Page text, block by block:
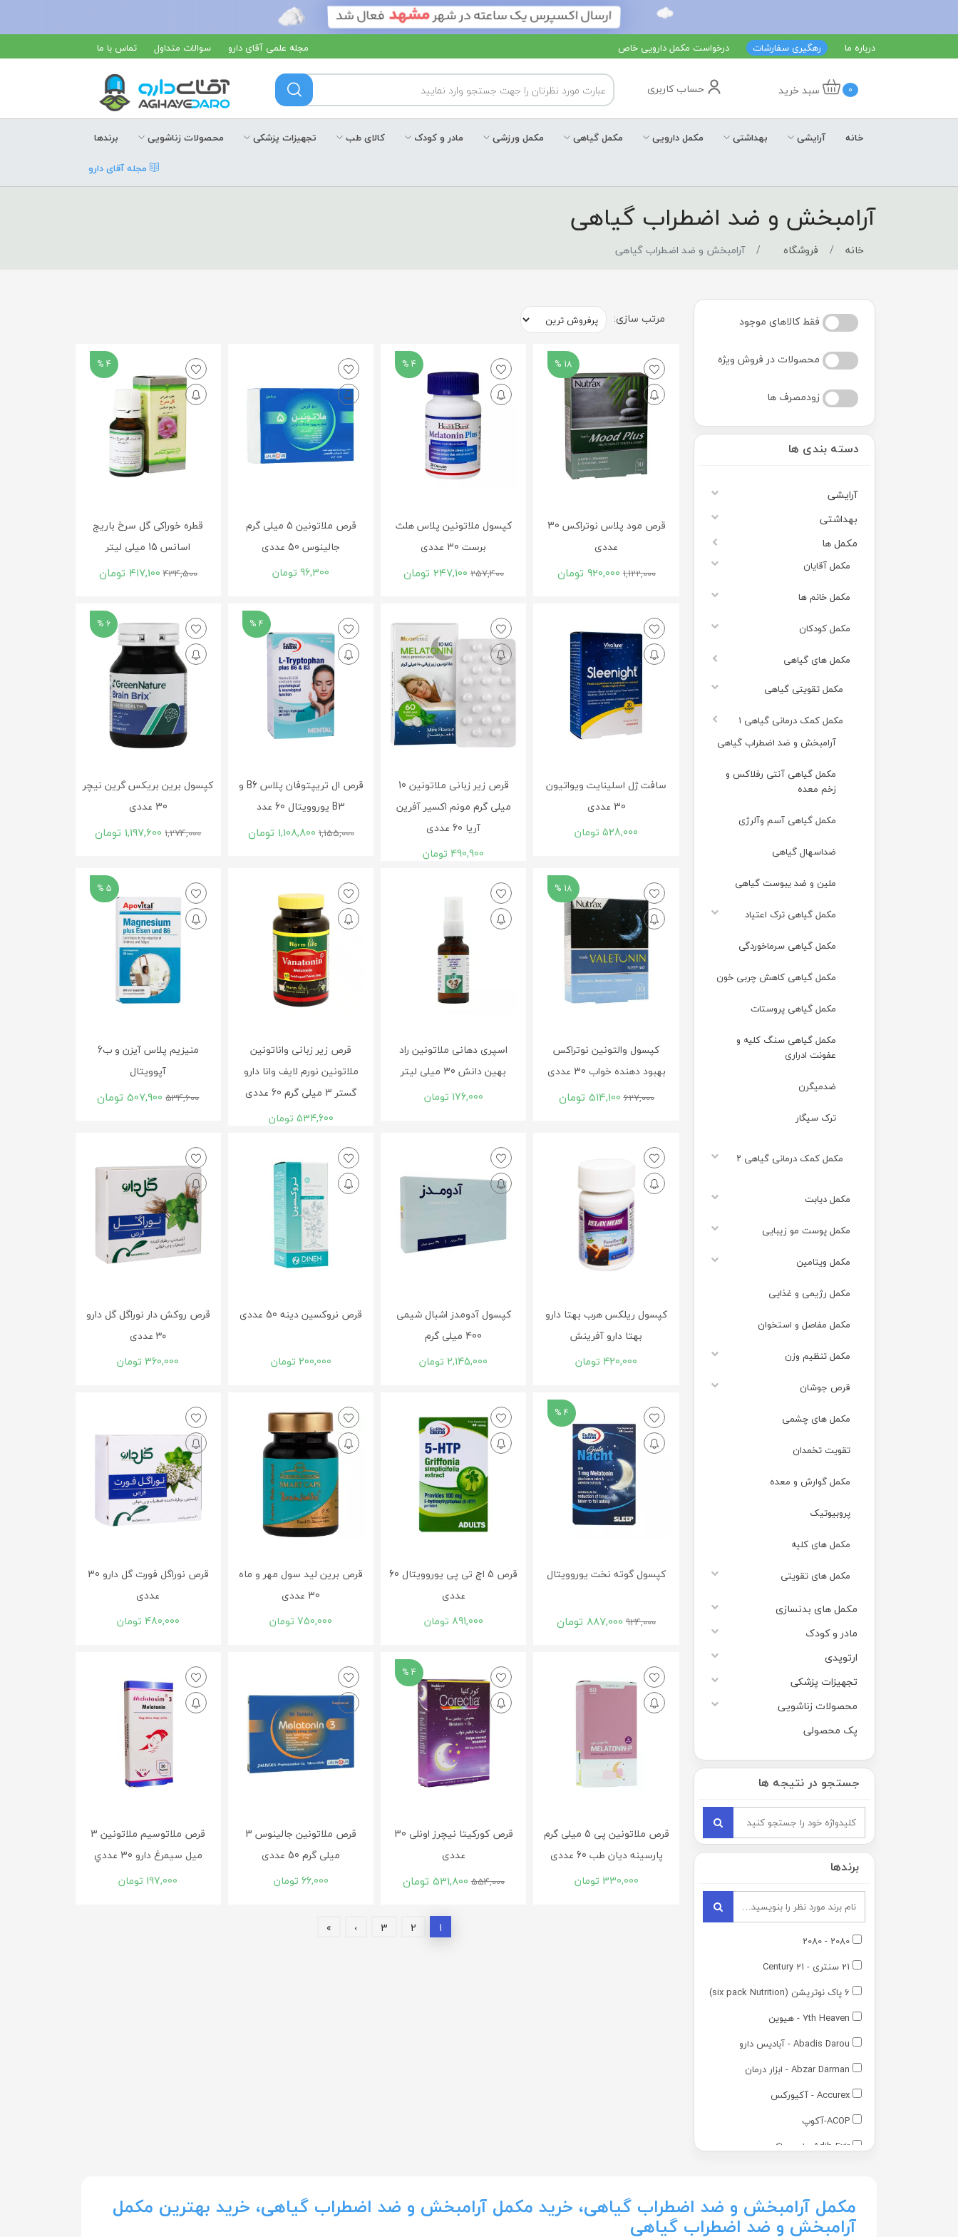
درباره ما رهگیری سفارشات درخواست مکمل دارویی خاص مجله علمی آقای دارو سوالات متداول تماس با ما
0 سبد خرید حساب کاربری
خانه آرایشی بهداشتی مکمل دارویی مکمل گیاهی مکمل ورزشی مادر و کودک کالای طب تجهیزات پزشکی محصولات زناشویی
برندها
مجله آقای دارو
آرامبخش و ضد اضطراب گیاهی
خانه فروشگاه آرامبخش و ضد اضطراب گیاهی
فقط کالاهای موجود
محصولات در فروش ویژه
زودمصرف ها
دسته بندی ها
آرایشی
بهداشتی
مکمل ها
مکمل آقایان
مکمل خانم ها
مکمل کودکان
مکمل های گیاهی
مکمل تقویتی گیاهی
مکمل کمک درمانی گیاهی ۱
آرامبخش و ضد اضطراب گیاهی
مکمل گیاهی آنتی رفلاکس و
زخم معده
مکمل گیاهی آسم وآلرژی
ضداسهال گیاهی
ملین و ضد یبوست گیاهی
مکمل گیاهی ترک اعتیاد
مکمل گیاهی سرماخوردگی
مکمل گیاهی کاهش چربی خون
مکمل گیاهی پروستات
مکمل گیاهی سنگ کلیه و
عفونت ادراری
ضدمیگرن
ترک سیگار
مکمل کمک درمانی گیاهی ۲
مکمل دیابت
مکمل پوست مو زیبایی
مکمل ویتامین
مکمل رژیمی و غذایی
مکمل مفاصل و استخوان
مکمل تنظیم وزن
قرص جوشان
مکمل های چشمی
تقویت تخمدان
مکمل گوارش و معده
پروبیوتیک
مکمل های کلیه
مکمل های تقویتی
مکمل های بدنسازی
مادر و کودک
ارتوپدی
تجهیزات پزشکی
محصولات زناشویی
پک محصولی
جستجو در نتیجه ها
برندها
2080 - 2080
21 سنتری - 21 Century
6 پاک نوتریشن (six pack Nutrition)
7th Heaven - هیوین
Abadis Darou - آبادیس دارو
Abzar Darman - ابزار درمان
Accurex - آکیورکس
ACOP-آکوپ
Adib Exir - ادیب اکسیر
Advay - ادوای
مرتب سازی:
18 %
قرص مود پلاس نوتراکس 30
عددی
1,122,000
920,000 تومان
4 %
کپسول ملاتونین پلاس هلث
برست 30 عددی
257,400
247,100 تومان
قرص ملاتونین 5 میلی گرم
جالینوس 50 عددی
96,300تومان
4 %
قطره خوراکی گل سرخ باریج
اسانس 15 میلی ‎لیتر
434,500
417,100 تومان
سافت ژل اسلینایت ویواتیون
30 عددی
528,000تومان
قرص زیر زبانی ملاتونین 10
میلی گرم مونم اکسیر آفرین
آریا 60 عددی
490,900 تومان
4 %
قرص ال تریپتوفان پلاس B6 و
B3 یوروویتال 60 عدد
1,155,000
1,108,800 تومان
6 %
کپسول برین بریکس گرین نیچر
30 عددی
1,274,000
1,197,600 تومان
18 %
کپسول والتونین نوتراکس
بهبود دهنده خواب 30 عددی
627,000
514,100 تومان
اسپری دهانی ملاتونین راد
بهین دانش 30 میلی لیتر
176,000 تومان
قرص زیر زبانی واناتونین
ملاتونین نورم لایف وانا دارو
گستر 3 میلی گرم 60 عددی
534,600 تومان
5 %
منیزیم پلاس آیزن و ب6
آپوویتال
534,600
507,900تومان
کپسول ریلکس هرب بهتا دارو
بهتا دارو آفرینش
420,000 تومان
کپسول آدومدز اشبال شیمی
400 میلی گرم
2,145,000 تومان
قرص نروکسین دینه 50 عددی
200,000 تومان
قرص روکش ‎دار نوراگل گل دارو
۳۰ عددی
360,000 تومان
4 %
کپسول گوته نخت یوروویتال
924,000
887,000 تومان
قرص 5 اچ تی پی یوروویتال 60
عددی
891,000 تومان
قرص برین لید سول مهر و ماه
30 عددی
750,000تومان
قرص نوراگل فورت گل دارو 30
عددی
480,000 تومان
قرص ملاتونین پی 5 میلی گرم
پارسینه دیان طب 60 عددی
330,000 تومان
4 %
قرص کورکیتا نیچرز اونلی 30
عددی
554,000
531,800 تومان
قرص ملاتونین جالینوس 3
میلی گرم 50 عددی
66,000 تومان
قرص ملاتوسيم ملاتونين 3
ميل سيمرغ دارو 30 عددي
197,000 تومان
1
2
3
›
»
مکمل آرامبخش و ضد اضطراب گیاهی، خرید مکمل آرامبخش و ضد اضطراب گیاهی، خرید بهترین مکمل
آرامبخش و ضد اضطراب گیاهی